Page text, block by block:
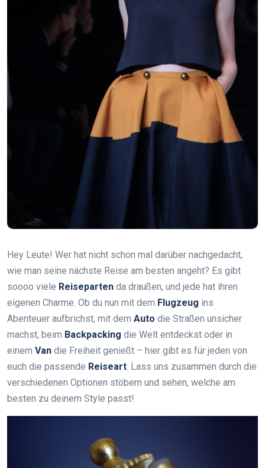
Hey Leute! Wer hat nicht schon mal darüber nachgedacht,
wie man seine nächste Reise am besten angeht? Es gibt
soooo viele Reiseparten da draußen, und jede hat ihren
eigenen Charme. Ob du nun mit dem Flugzeug ins
Abenteuer aufbrichst, mit dem Auto die Straßen unsicher
machst, beim Backpacking die Welt entdeckst oder in
einem Van die Freiheit genießt – hier gibt es für jeden von
euch die passende Reiseart. Lass uns zusammen durch die
verschiedenen Optionen stöbern und sehen, welche am
besten zu deinem Style passt!